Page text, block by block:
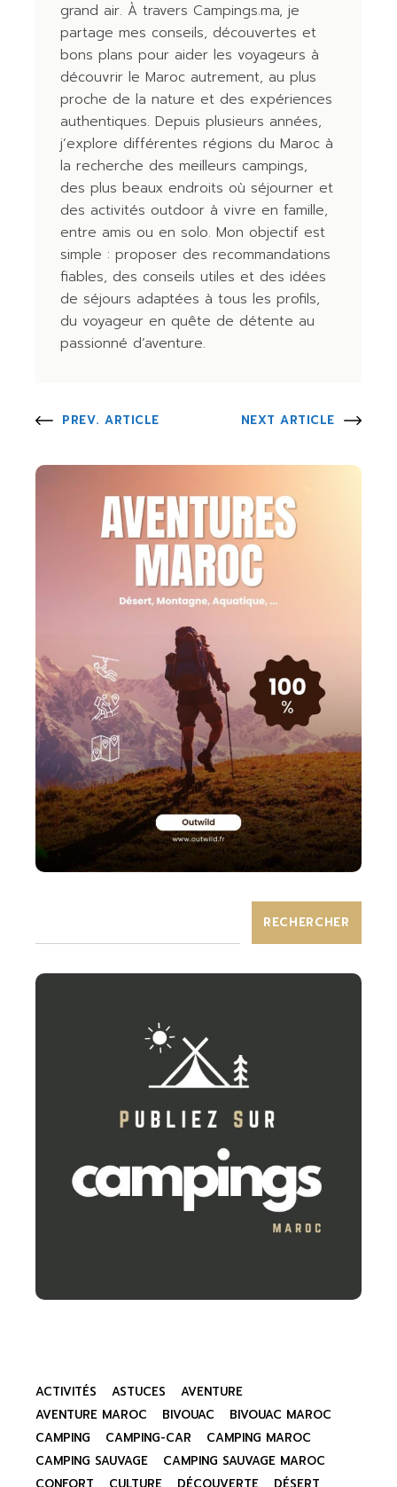
grand air. À travers Campings.ma, je
partage mes conseils, découvertes et
bons plans pour aider les voyageurs à
découvrir le Maroc autrement, au plus
proche de la nature et des expériences
authentiques. Depuis plusieurs années,
j’explore différentes régions du Maroc à
la recherche des meilleurs campings,
des plus beaux endroits où séjourner et
des activités outdoor à vivre en famille,
entre amis ou en solo. Mon objectif est
simple : proposer des recommandations
fiables, des conseils utiles et des idées
de séjours adaptées à tous les profils,
du voyageur en quête de détente au
passionné d’aventure.
PREV. ARTICLE NEXT ARTICLE
RECHERCHER
ACTIVITÉS ASTUCES
AVENTURE
AVENTURE MAROC
BIVOUAC
BIVOUAC MAROC
CAMPING
CAMPING-CAR
CAMPING MAROC
CAMPING SAUVAGE
CAMPING SAUVAGE MAROC